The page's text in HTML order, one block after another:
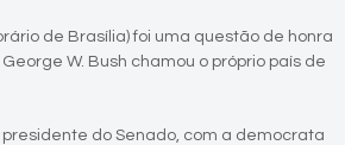
de Brasília) foi uma questão de honra
W. Bush chamou o próprio país de
do Senado, com a democrata